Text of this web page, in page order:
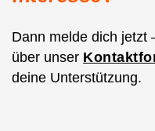
Dann melde dich jetzt
über unser
deine Unterstützung.